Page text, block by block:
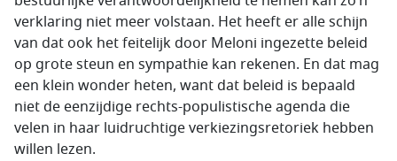
verklaring niet meer volstaan. Het heeft er alle schijn
van dat ook het feitelijk door Meloni ingezette beleid
op grote steun en sympathie kan rekenen. En dat mag
een klein wonder heten, want dat beleid is bepaald
niet de eenzijdige rechts-populistische agenda die
velen in haar luidruchtige verkiezingsretoriek hebben
willen lezen.